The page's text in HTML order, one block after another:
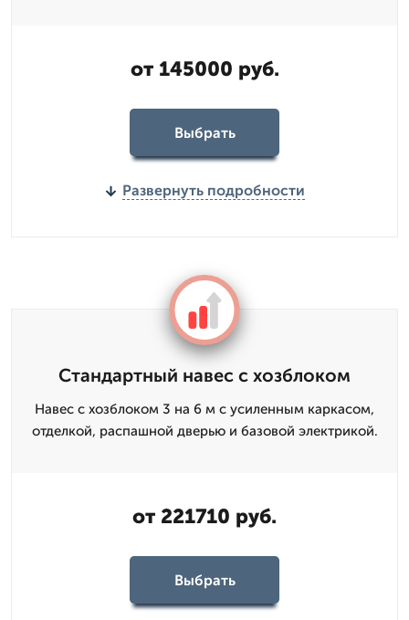
от 145000 руб.
Выбрать
Развернуть подробности
Стандартный навес с хозблоком
Навес с хозблоком 3 на 6 м с усиленным каркасом,
отделкой, распашной дверью и базовой электрикой.
от 221710 руб.
Выбрать